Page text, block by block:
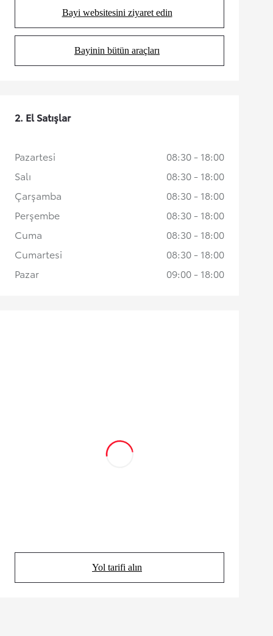
Bayi websitesini ziyaret edin
(Opens in new tab)
Bayinin bütün araçları
(Opens in new tab)
Yol tarifi alın
(Opens in new tab)
2. El Satışlar
Pazartesi
08:30 - 18:00
Salı
08:30 - 18:00
Çarşamba
08:30 - 18:00
Perşembe
08:30 - 18:00
Cuma
08:30 - 18:00
Cumartesi
08:30 - 18:00
Pazar
09:00 - 18:00